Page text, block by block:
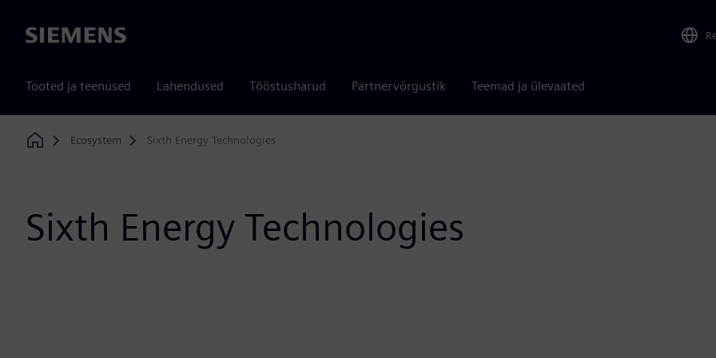
Siemens
Tooted ja teenused Lahendused Tööstusharud Partnervõrgustik Teemad ja ülevaated
Home
Ecosystem Sixth Energy Technologies
Sixth Energy Technologies